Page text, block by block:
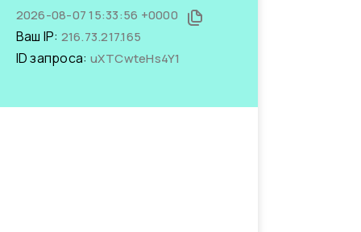
2026-08-07 15:33:56 +0000
Ваш IP: 216.73.217.165
ID запроса: uXTCwteHs4Y1